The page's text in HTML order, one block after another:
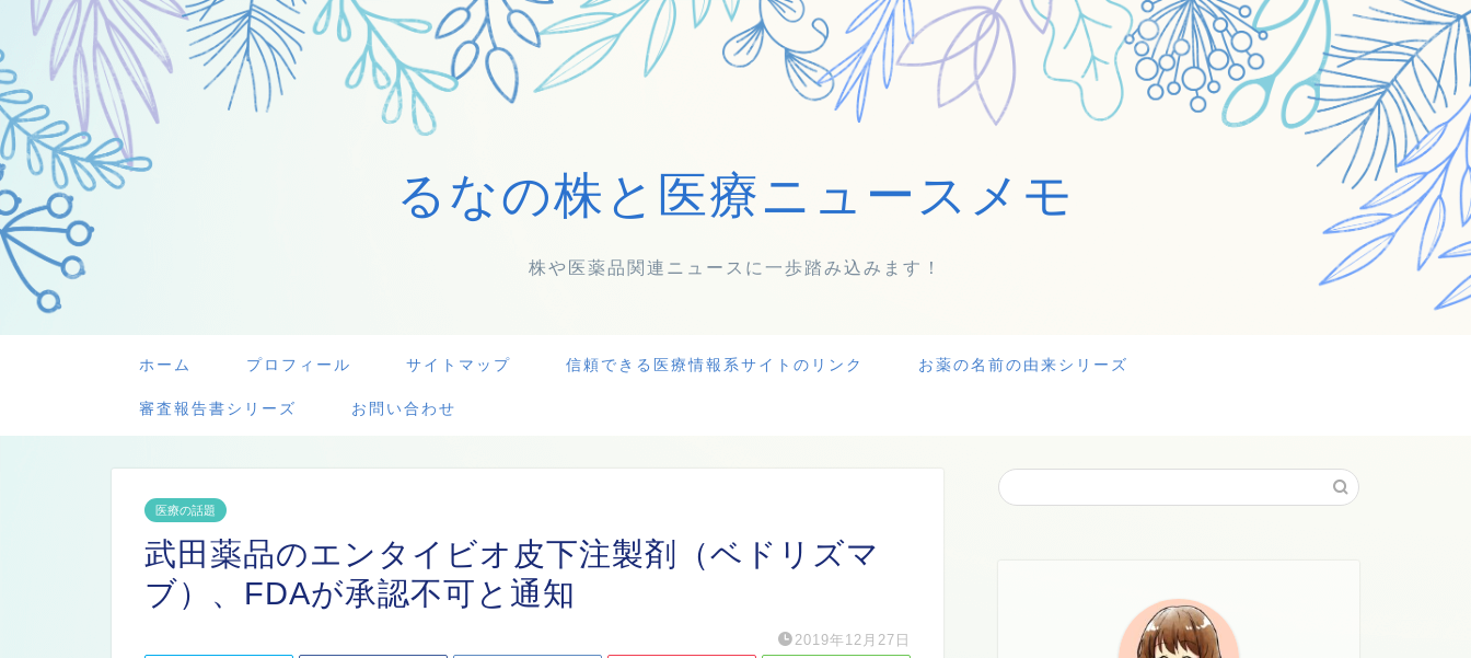
るなの株と医療ニュースメモ
株や医薬品関連ニュースに一歩踏み込みます！
ホーム プロフィール サイトマップ 信頼できる医療情報系サイトのリンク お薬の名前の由来シリーズ
審査報告書シリーズ お問い合わせ
医療の話題
武田薬品のエンタイビオ皮下注製剤（ベドリズマ
ブ）、FDAが承認不可と通知
2019年12月27日